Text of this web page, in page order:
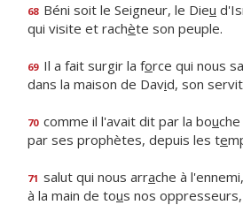
68 Béni soit le Seigneur, le Dieu
qui visite et rachète son peuple.
69 Il a fait surgir la force qui nous
dans la maison de David, son
70 comme il l'avait dit par la bou
par ses prophètes, depuis les te
71 salut qui nous arrache à l'ennemi,
à la main de tous nos oppresseurs,